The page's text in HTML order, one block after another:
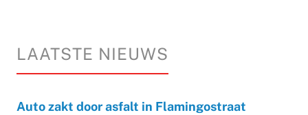
LAATSTE NIEUWS
Auto zakt door asfalt in Flamingostraat